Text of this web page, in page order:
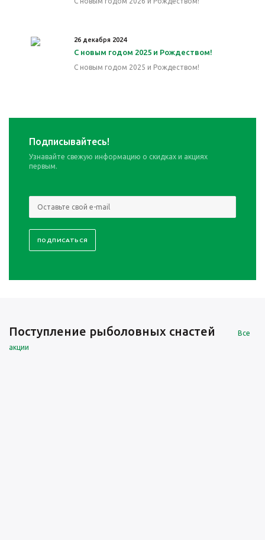
26 декабря 2024
С новым годом 2025 и Рождеством!
С новым годом 2025 и Рождеством!
Подписывайтесь!
Узнавайте свежую информацию о скидках и акциях
первым.
Поступление рыболовных снастей
Все
акции